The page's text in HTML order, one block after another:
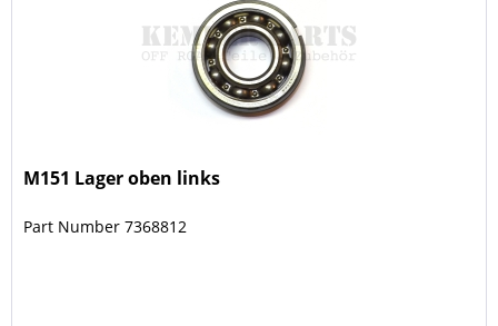
M151 Lager oben links
Part Number 7368812